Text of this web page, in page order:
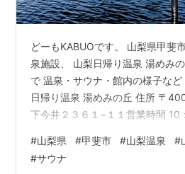
どーもKABUOです。 山梨県甲斐
泉施設、 山梨日帰り温泉 湯めみ
で 温泉・サウナ・館内の様子な
日帰り温泉 湯めみの丘 住所 〒
下今井２３６１−１１営業時間
にあります 山梨日帰り温泉 湯め
府市を中心に 歴史や史跡をブラリ
#山梨県 #甲斐市 #山梨温泉 #
#サウナ